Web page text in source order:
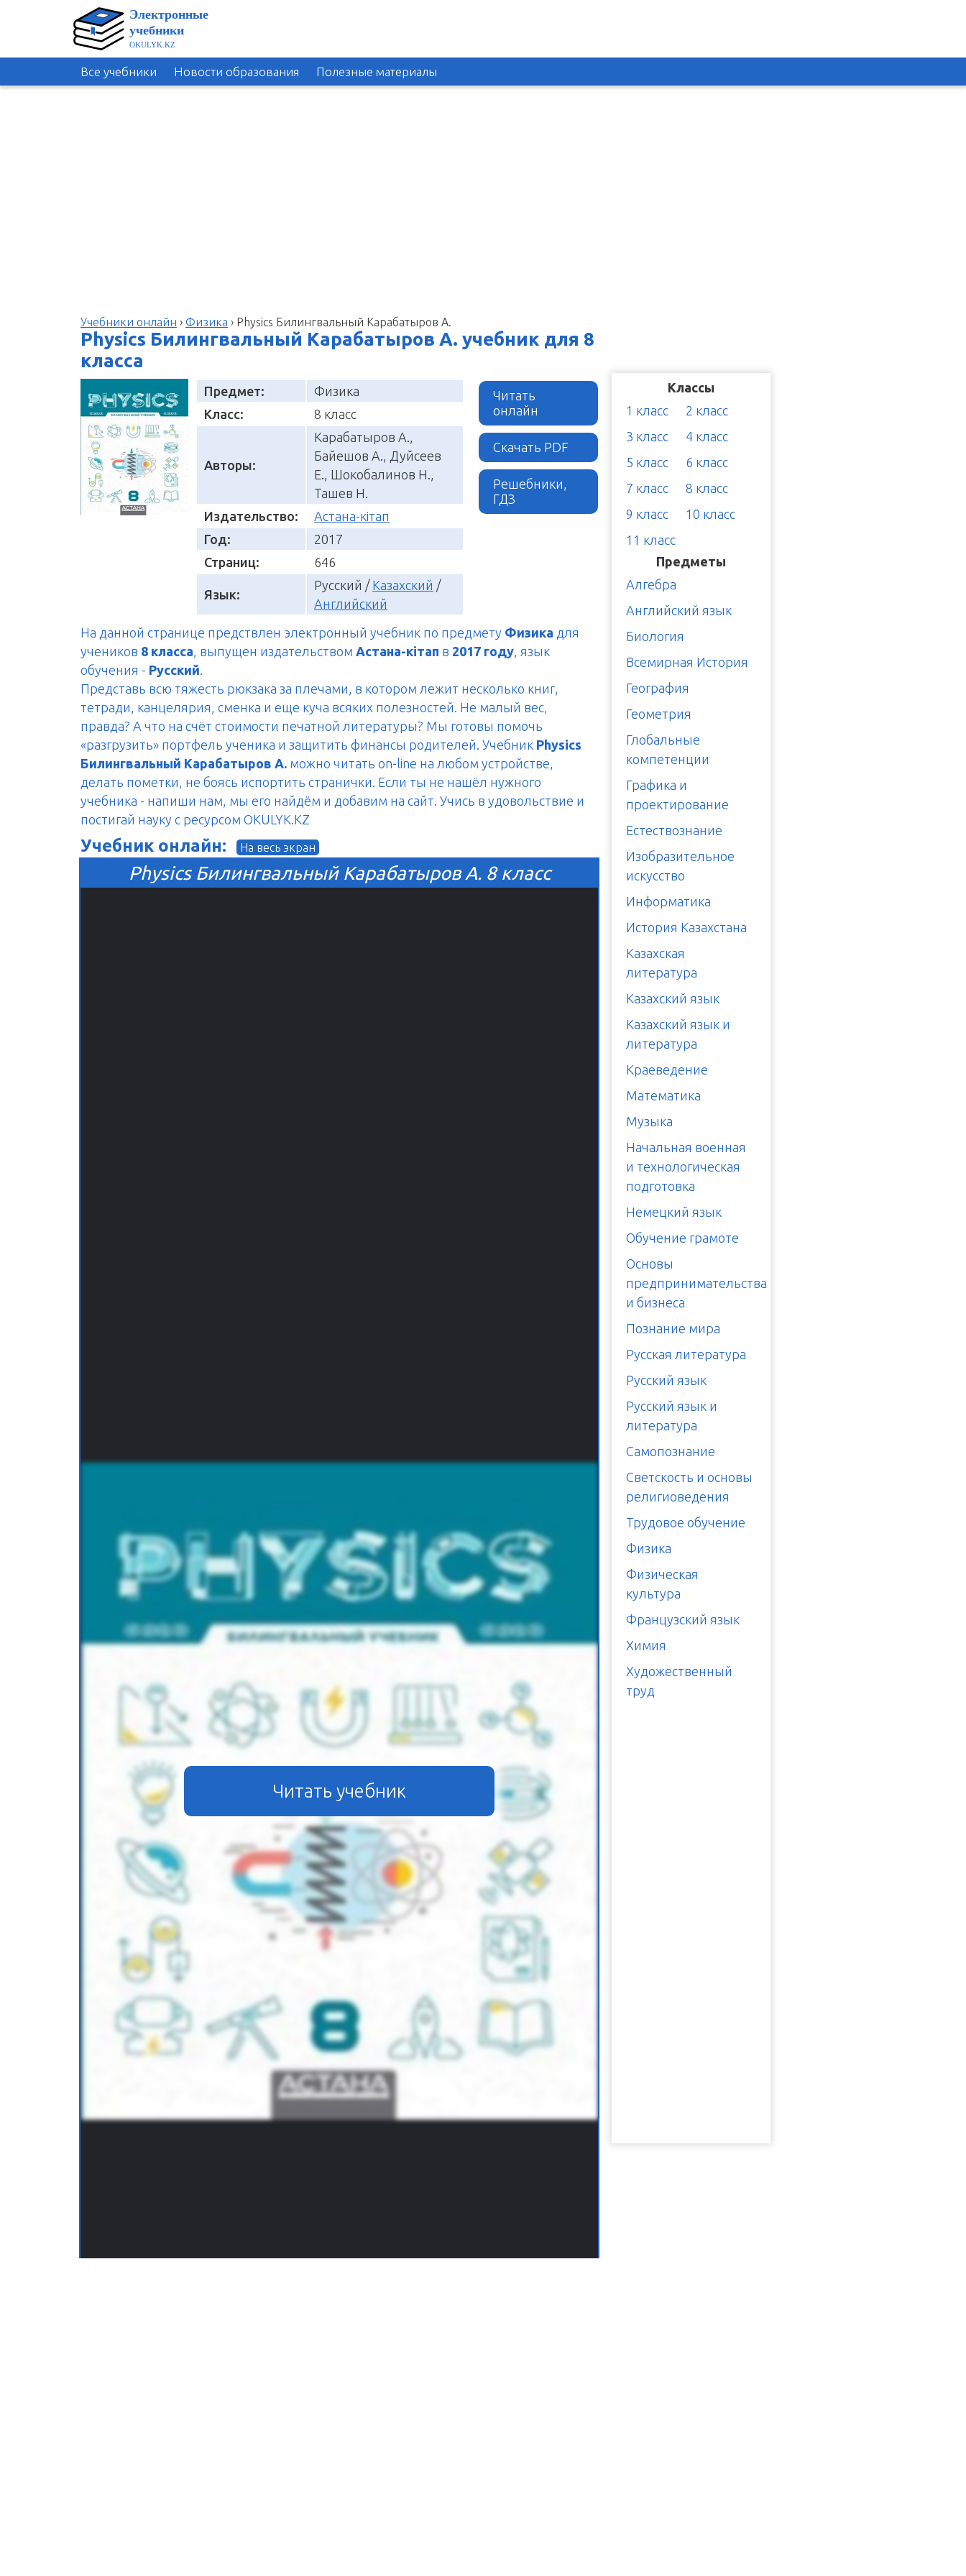
Все учебники Новости образования Полезные материалы
Учебники онлайн › Физика › Physics Билингвальный Карабатыров А.
Physics Билингвальный Карабатыров А. учебник для 8
класса
Предмет:
Физика
Класс:
8 класс
Авторы:
Карабатыров А.,
Байешов А., Дуйсеев
Е., Шокобалинов Н.,
Ташев Н.
Издательство:
Астана-кітап
Год:
2017
Страниц:
646
Язык:
Русский / Казахский /
Английский
Читать
онлайн
Скачать PDF
Решебники,
ГДЗ
На данной странице предствлен электронный учебник по предмету Физика для
учеников 8 класса , выпущен издательством Астана-кітап в 2017 году , язык
обучения - Русский
Представь всю тяжесть рюкзака за плечами, в котором лежит несколько книг,
тетради, канцелярия, сменка и еще куча всяких полезностей. Не малый вес,
правда? А что на счёт стоимости печатной литературы? Мы готовы помочь
«разгрузить» портфель ученика и защитить финансы родителей. Учебник Physics
Билингвальный Карабатыров А. можно читать on-line на любом устройстве,
делать пометки, не боясь испортить странички. Если ты не нашёл нужного
учебника - напиши нам, мы его найдём и добавим на сайт. Учись в удовольствие и
постигай науку с ресурсом OKULYK.KZ
Учебник онлайн: На весь экран
Physics Билингвальный Карабатыров А. 8 класс
Читать учебник
Классы
1 класс
2 класс
3 класс
4 класс
5 класс
6 класс
7 класс
8 класс
9 класс
10 класс
11 класс
Предметы
Алгебра
Английский язык
Биология
Всемирная История
География
Геометрия
Глобальные
компетенции
Графика и
проектирование
Естествознание
Изобразительное
искусство
Информатика
История Казахстана
Казахская
литература
Казахский язык
Казахский язык и
литература
Краеведение
Математика
Музыка
Начальная военная
и технологическая
подготовка
Немецкий язык
Обучение грамоте
Основы
предпринимательства
и бизнеса
Познание мира
Русская литература
Русский язык
Русский язык и
литература
Самопознание
Светскость и основы
религиоведения
Трудовое обучение
Физика
Физическая
культура
Французский язык
Химия
Художественный
труд